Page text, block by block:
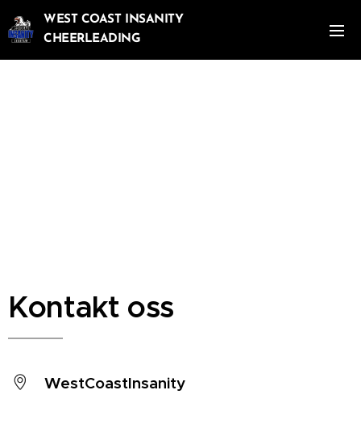
WEST COAST INSANITY
CHEERLEADING
Kontakt oss
WestCoastInsanity